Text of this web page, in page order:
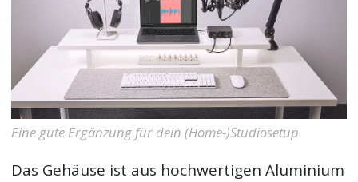
Eine gute Ergänzung für dein (Home-)Studiosetup
Das Gehäuse ist aus hochwertigen Aluminium